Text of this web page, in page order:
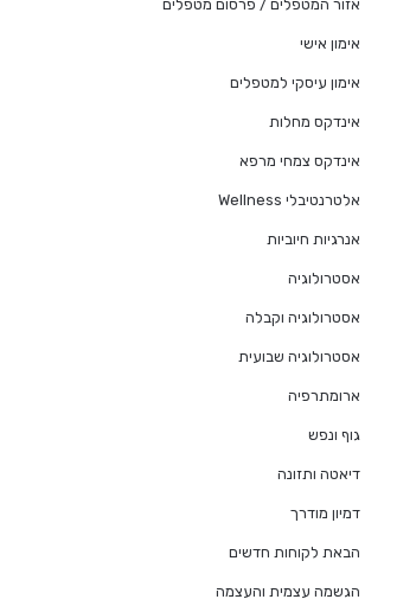
אזור המטפלים / פרסום מטפלים
אימון אישי
אימון עיסקי למטפלים
אינדקס מחלות
אינדקס צמחי מרפא
אלטרנטיבלי Wellness
אנרגיות חיוביות
אסטרולוגיה
אסטרולוגיה וקבלה
אסטרולוגיה שבועית
ארומתרפיה
גוף ונפש
דיאטה ותזונה
דמיון מודרך
הבאת לקוחות חדשים
הגשמה עצמית והעצמה